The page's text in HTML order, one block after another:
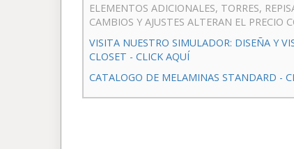
ELEMENTOS ADICIONALES, TORRES,
CAMBIOS Y AJUSTES ALTERAN EL PRECIO
VISITA NUESTRO SIMULADOR: DISEÑA Y
CLOSET - CLICK AQUÍ
CATALOGO DE MELAMINAS STANDARD -